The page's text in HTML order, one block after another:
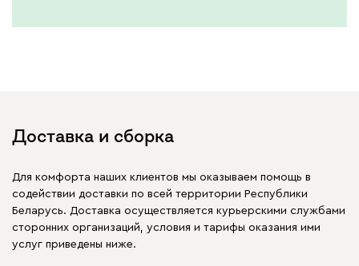
Доставка и сборка
Для комфорта наших клиентов мы оказываем помощь в
содействии доставки по всей территории Республики
Беларусь. Доставка осуществляется курьерскими службами
сторонних организаций, условия и тарифы оказания ими
услуг приведены ниже.